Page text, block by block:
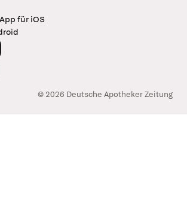
für iOS
© 2026 Deutsche Apotheker Zeitung